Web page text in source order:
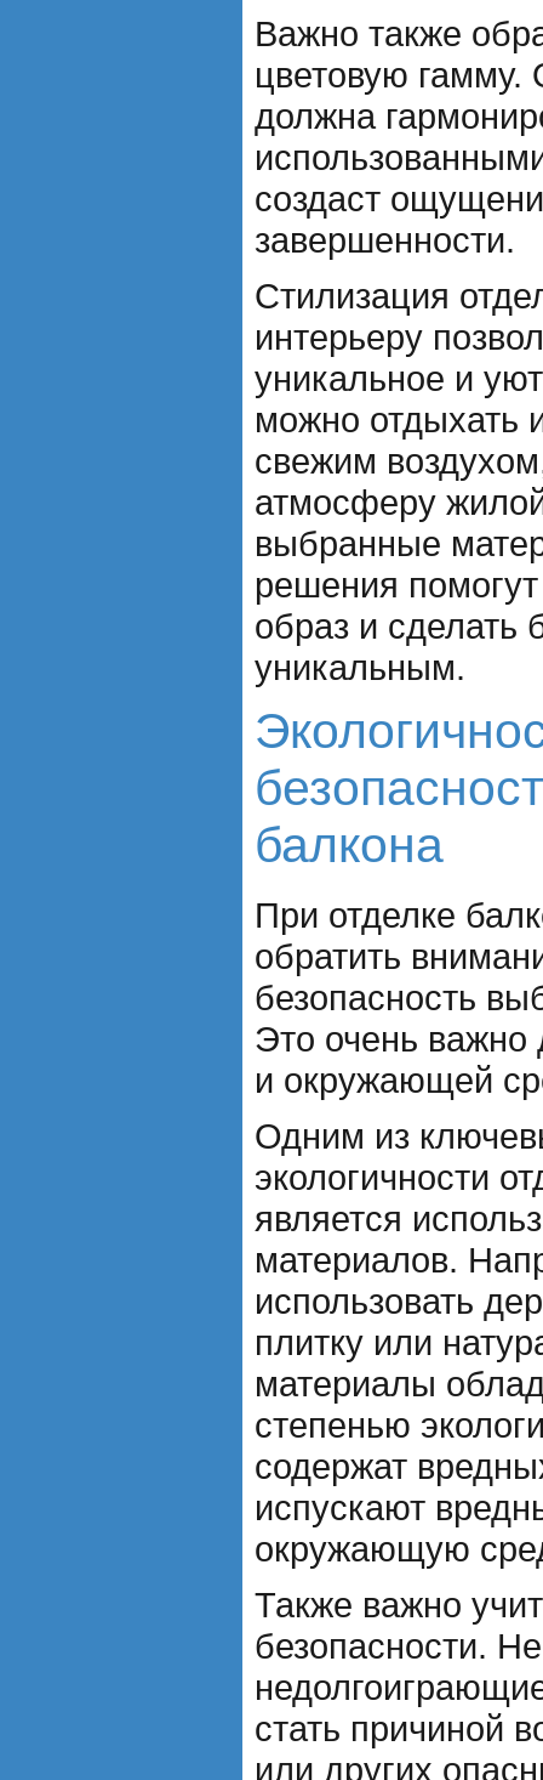
Важно также
цветовую гамму.
должна
создаст
завершенности.
Стилизация
интерьеру
уникальное и
можно отдыхать
свежим
атмосферу
выбранные
решения
образ и сделать
уникальным.
балкона
При отделке
обратить
безопасность
Это очень важно
и окружающей
Одним из
экологичности
является
материалов.
использовать
плитку или
материалы
степенью
содержат
испускают
окружающую
Также важно
безопасности.
стать причиной
или других